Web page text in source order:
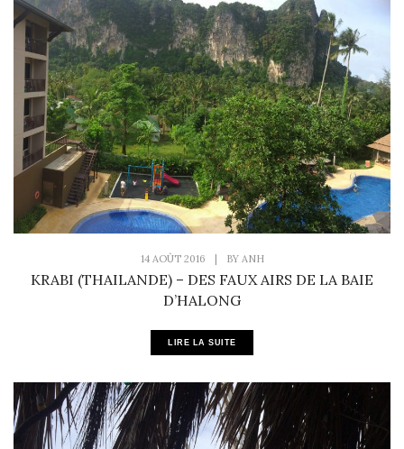
14 AOÛT 2016 BY ANH
KRABI (THAILANDE) – DES FAUX AIRS DE LA BAIE
D’HALONG
LIRE LA SUITE